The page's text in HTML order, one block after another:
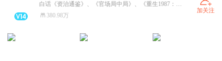
白话《资治通鉴》、《官场局中局》、《重生1987：开局迎取富豪姐姐》、《乡野小傻医》、火热上架啦，超级精彩的小说，快来听书，还有好礼相送！合作请私信！
380.98万
加关注